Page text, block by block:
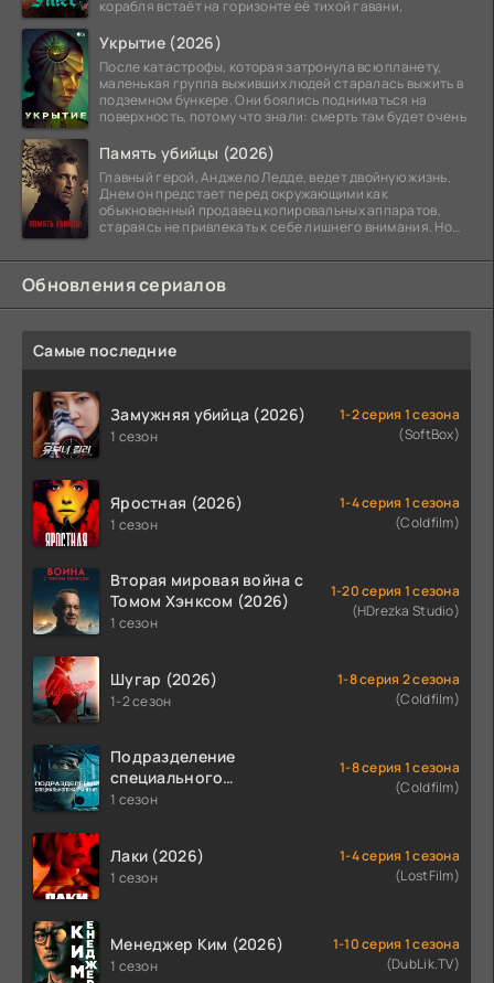
корабля встаёт на горизонте её тихой гавани,
Укрытие (2026)
После катастрофы, которая затронула всю планету,
маленькая группа выживших людей старалась выжить в
подземном бункере. Они боялись подниматься на
поверхность, потому что знали: смерть там будет очень
Память убийцы (2026)
Главный герой, Анджело Ледде, ведет двойную жизнь.
Днем он предстает перед окружающими как
обыкновенный продавец копировальных аппаратов,
стараясь не привлекать к себе лишнего внимания. Но
Обновления сериалов
Самые последние
Замужняя убийца (2026)
1 сезон
1-2 серия 1 сезона
(SoftBox)
Яростная (2026)
1 сезон
1-4 серия 1 сезона
(Coldfilm)
Вторая мировая война с
Томом Хэнксом (2026)
1 сезон
1-20 серия 1 сезона
(HDrezka Studio)
Шугар (2026)
1-2 сезон
1-8 серия 2 сезона
(Coldfilm)
Подразделение
специального
назначения (2026)
1 сезон
1-8 серия 1 сезона
(Coldfilm)
Лаки (2026)
1 сезон
1-4 серия 1 сезона
(LostFilm)
Менеджер Ким (2026)
1 сезон
1-10 серия 1 сезона
(DubLik.TV)